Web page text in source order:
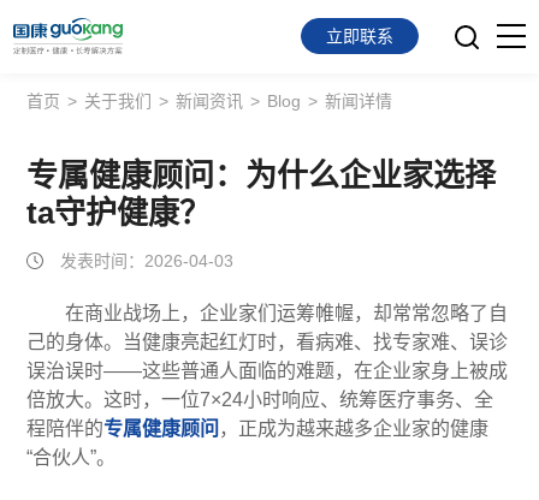
首页
面向会员
面向企业
关于我们
立即联系
首页 > 关于我们 > 新闻资讯 > Blog > 新闻详情
专属健康顾问：为什么企业家选择
ta守护健康？
发表时间：2026-04-03
在商业战场上，企业家们运筹帷幄，却常常忽略了自
己的身体。当健康亮起红灯时，看病难、找专家难、误诊
误治误时——这些普通人面临的难题，在企业家身上被成
倍放大。这时，一位7×24小时响应、统筹医疗事务、全
程陪伴的专属健康顾问 ，正成为越来越多企业家的健康
“合伙人”。